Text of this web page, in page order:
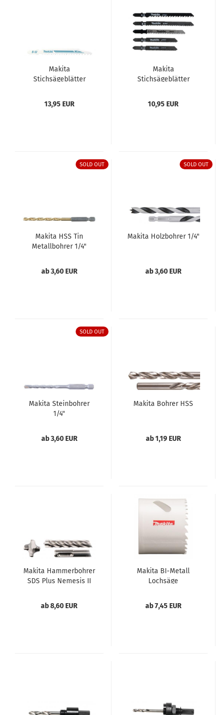
Makita
Stichsägeblätter
13,95 EUR
Makita
Stichsägeblätter
10,95 EUR
SOLD OUT
Makita HSS Tin
Metallbohrer 1/4"
ab 3,60 EUR
SOLD OUT
Makita Holzbohrer 1/4"
ab 3,60 EUR
SOLD OUT
Makita Steinbohrer
1/4"
ab 3,60 EUR
Makita Bohrer HSS
ab 1,19 EUR
Makita Hammerbohrer
SDS Plus Nemesis II
ab 8,60 EUR
Makita BI-Metall
Lochsäge
ab 7,45 EUR